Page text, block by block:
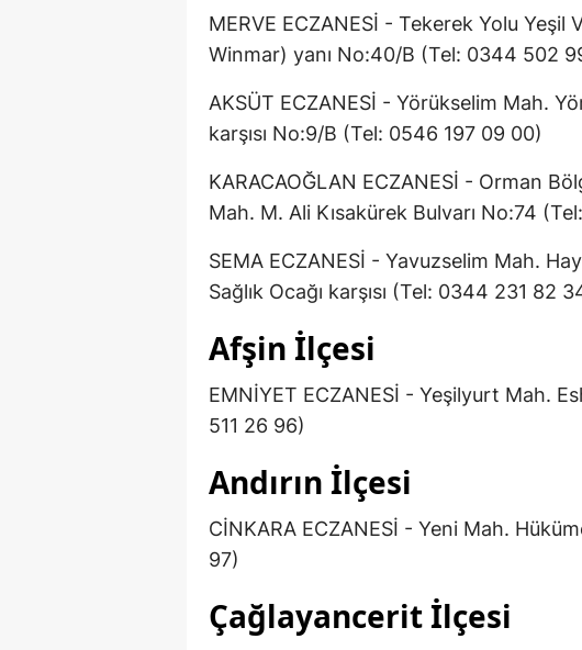
MERVE ECZANESİ - Tekerek Yolu Yeşil
Winmar) yanı No:40/B (Tel: 0344 502
AKSÜT ECZANESİ - Yörükselim Mah.
karşısı No:9/B (Tel: 0546 197 09 00)
KARACAOĞLAN ECZANESİ - Orman
Mah. M. Ali Kısakürek Bulvarı No:74
SEMA ECZANESİ - Yavuzselim Mah.
Sağlık Ocağı karşısı (Tel: 0344 231 82
Afşin İlçesi
EMNİYET ECZANESİ - Yeşilyurt Mah.
511 26 96)
Andırın İlçesi
CİNKARA ECZANESİ - Yeni Mah.
97)
Çağlayancerit İlçesi